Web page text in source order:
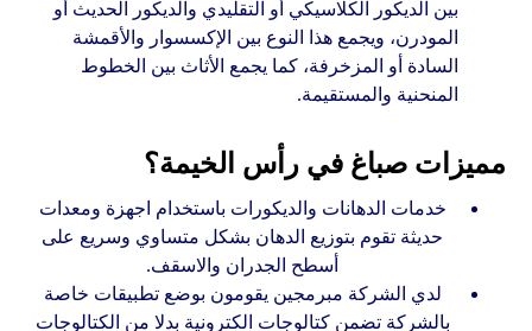
بين الديكور الكلاسيكي أو التقليدي والديكور الحديث أو
المودرن، ويجمع هذا النوع بين الإكسسوار والأقمشة
السادة أو المزخرفة، كما يجمع الأثاث بين الخطوط
المنحنية والمستقيمة.
مميزات صباغ في رأس الخيمة؟
خدمات الدهانات والديكورات باستخدام اجهزة ومعدات
حديثة تقوم بتوزيع الدهان بشكل متساوي وسريع على
أسطح الجدران والاسقف.
لدي الشركة مبرمجين يقومون بوضع تطبيقات خاصة
بالشركة تضمن كتالوجات الكترونية بدلا من الكتالوجات